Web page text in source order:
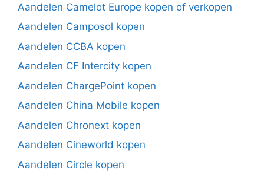
Aandelen Camelot Europe kopen of verkopen
Aandelen Camposol kopen
Aandelen CCBA kopen
Aandelen CF Intercity kopen
Aandelen ChargePoint kopen
Aandelen China Mobile kopen
Aandelen Chronext kopen
Aandelen Cineworld kopen
Aandelen Circle kopen